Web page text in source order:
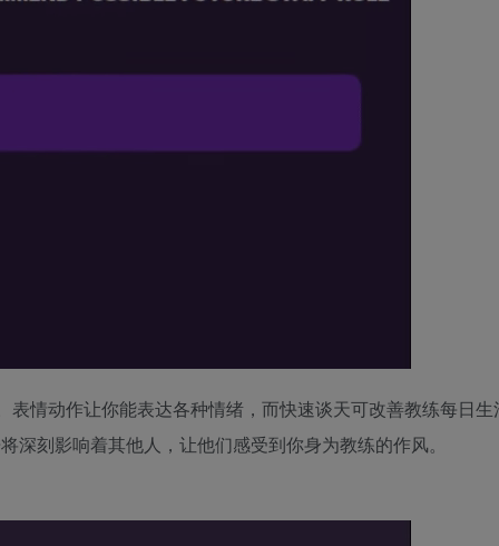
情动作让你能表达各种情绪，而快速谈天可改善教练每日生
刻影响着其他人，让他们感受到你身为教练的作风。